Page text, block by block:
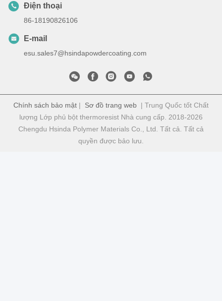
Điện thoại
86-18190826106
E-mail
esu.sales7@hsindapowdercoating.com
Chính sách bảo mật | Sơ đồ trang web | Trung Quốc tốt Chất
lượng Lớp phủ bột thermoresist Nhà cung cấp. 2018-2026
Chengdu Hsinda Polymer Materials Co., Ltd. Tất cả. Tất cả
quyền được bảo lưu.